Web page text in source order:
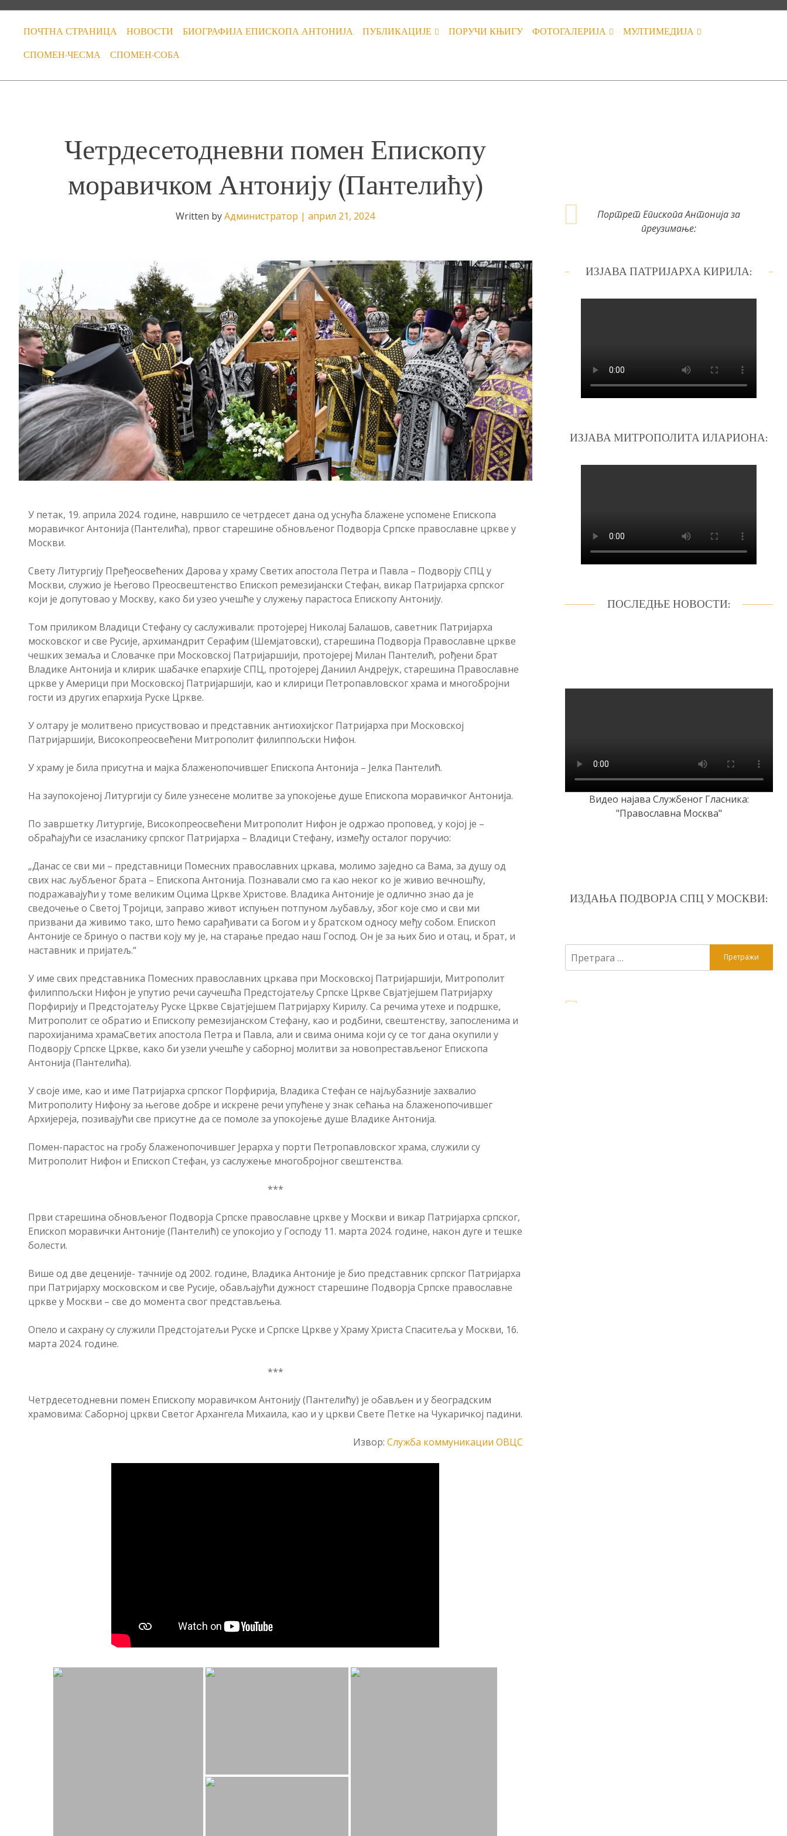
ПОЧТНА СТРАНИЦА НОВОСТИ БИОГРАФИЈА ЕПИСКОПА АНТОНИЈА ПУБЛИКАЦИЈЕ ПОРУЧИ КЊИГУ ФОТОГАЛЕРИЈА МУЛТИМЕДИЈА
СПОМЕН-ЧЕСМА СПОМЕН-СОБА
Четрдесетодневни помен Епископу
моравичком Антонију (Пантелићу)
Written byАдминистратор |април 21, 2024
У петак, 19. априла 2024. године, навршило се четрдесет дана од уснућа блажене успомене Епископа
моравичког Антонија (Пантелића), првог старешине обновљеног Подворја Српске православне цркве у
Москви.
Свету Литургију Пређеосвећених Дарова у храму Светих апостола Петра и Павла – Подворју СПЦ у
Москви, служио је Његово Преосвештенство Епископ ремезијански Стефан, викар Патријарха српског
који је допутовао у Москву, како би узео учешће у служењу парастоса Епископу Антонију.
Том приликом Владици Стефану су саслуживали: протојереј Николај Балашов, саветник Патријарха
московског и све Русије, архимандрит Серафим (Шемјатовски), старешина Подворја Православне цркве
чешких земаља и Словачке при Московској Патријаршији, протојереј Милан Пантелић, рођени брат
Владике Антонија и клирик шабачке епархије СПЦ, протојереј Даниил Андрејук, старешина Православне
цркве у Америци при Московској Патријаршији, као и клирици Петропавловског храма и многобројни
гости из других епархија Руске Цркве.
У олтару је молитвено присуствовао и представник антиохијског Патријарха при Московској
Патријаршији, Високопреосвећени Митрополит филиппољски Нифон.
У храму је била присутна и мајка блаженопочившег Епископа Антонија – Јелка Пантелић.
На заупокојеној Литургији су биле узнесене молитве за упокојење душе Епископа моравичког Антонија.
По завршетку Литургије, Високопреосвећени Митрополит Нифон је одржао проповед, у којој је –
обраћајући се изасланику српског Патријарха – Владици Стефану, између осталог поручио:
„Данас се сви ми – представници Помесних православних цркава, молимо заједно са Вама, за душу од
свих нас љубљеног брата – Епископа Антонија. Познавали смо га као неког ко је живио вечношћу,
подражавајући у томе великим Оцима Цркве Христове. Владика Антоније је одлично знао да је
сведочење о Светој Тројици, заправо живот испуњен потпуном љубављу, због које смо и сви ми
призвани да живимо тако, што ћемо сарађивати са Богом и у братском односу међу собом. Епископ
Антоније се бринуо о пастви коју му је, на старање предао наш Господ. Он је за њих био и отац, и брат, и
наставник и пријатељ.“
У име свих представника Помесних православних цркава при Московској Патријаршији, Митрополит
филиппољски Нифон је упутио речи саучешћа Предстојатељу Српске Цркве Свјатјејшем Патријарху
Порфирију и Предстојатељу Руске Цркве Свјатјејшем Патријарху Кирилу. Са речима утехе и подршке,
Митрополит се обратио и Епископу ремезијанском Стефану, као и родбини, свештенству, запосленима и
парохијанима храмаСветих апостола Петра и Павла, али и свима онима који су се тог дана окупили у
Подворју Српске Цркве, како би узели учешће у саборној молитви за новопрестављеног Епископа
Антонија (Пантелића).
У своје име, као и име Патријарха српског Порфирија, Владика Стефан се најљубазније захвалио
Митрополиту Нифону за његове добре и искрене речи упућене у знак сећања на блаженопочившег
Архијереја, позивајући све присутне да се помоле за упокојење душе Владике Антонија.
Помен-парастос на гробу блаженопочившег Јерарха у порти Петропавловског храма, служили су
Митрополит Нифон и Епископ Стефан, уз саслужење многобројног свештенства.
***
Први старешина обновљеног Подворја Српске православне цркве у Москви и викар Патријарха српског,
Епископ моравички Антоније (Пантелић) се упокојио у Господу 11. марта 2024. године, након дуге и тешке
болести.
Више од две деценије- тачније од 2002. године, Владика Антоније је био представник српског Патријарха
при Патријарху московском и све Русије, обављајући дужност старешине Подворја Српске православне
цркве у Москви – све до момента свог представљења.
Опело и сахрану су служили Предстојатељи Руске и Српске Цркве у Храму Христа Спаситеља у Москви, 16.
марта 2024. године.
***
Четрдесетодневни помен Епископу моравичком Антонију (Пантелићу) је обављен и у београдским
храмовима: Саборној цркви Светог Архангела Михаила, као и у цркви Свете Петке на Чукаричкој падини.
Извор: Служба коммуникации ОВЦС
Портрет Епископа Антонија за
преузимање:
ИЗЈАВА ПАТРИЈАРХА КИРИЛА:
ИЗЈАВА МИТРОПОЛИТА ИЛАРИОНА:
ПОСЛЕДЊЕ НОВОСТИ:
Видео најава Службеног Гласника:
"Православна Москва"
ИЗДАЊА ПОДВОРЈА СПЦ У МОСКВИ:
за: